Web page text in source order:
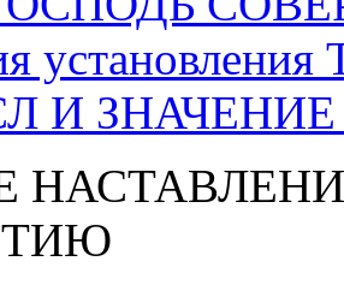
установления
И